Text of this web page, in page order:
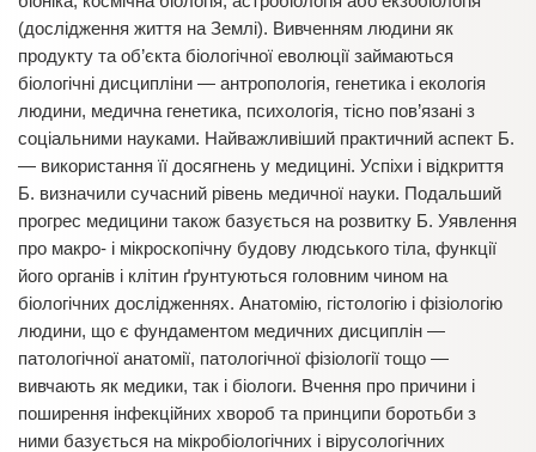
(дослідження життя на Землі). Вивченням людини як
продукту та об’єкта біологічної еволюції займаються
біологічні дисципліни — антропологія, генетика і екологія
людини, медична генетика, психологія, тісно пов’язані з
соціальними науками. Найважливіший практичний аспект Б.
— використання її досягнень у медицині. Успіхи і відкриття
Б. визначили сучасний рівень медичної науки. Подальший
прогрес медицини також базується на розвитку Б. Уявлення
про макро- і мікроскопічну будову людського тіла, функції
його органів і клітин ґрунтуються головним чином на
біологічних дослідженнях. Анатомію, гістологію і фізіологію
людини, що є фундаментом медичних дисциплін —
патологічної анатомії, патологічної фізіології тощо —
вивчають як медики, так і біологи. Вчення про причини і
поширення інфекційних хвороб та принципи боротьби з
ними базується на мікробіологічних і вірусологічних